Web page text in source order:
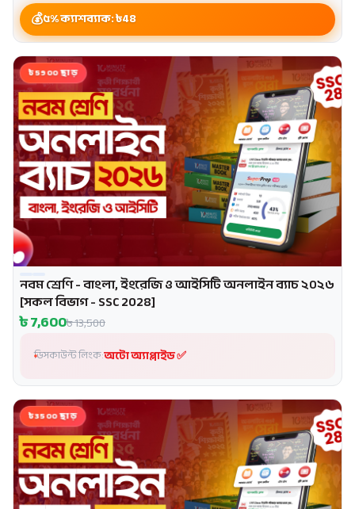
৫% ক্যাশব্যাক: ৳48
৳5900 ছাড়
প্রোমো
নবম শ্রেণি - বাংলা, ইংরেজি ও আইসিটি অনলাইন ব্যাচ ২০২৬
[সকল বিভাগ - SSC 2028]
৳7,600৳13,500
ডিসকাউন্ট লিংক:অটো অ্যাপ্লাইড ✅
৳3500 ছাড়